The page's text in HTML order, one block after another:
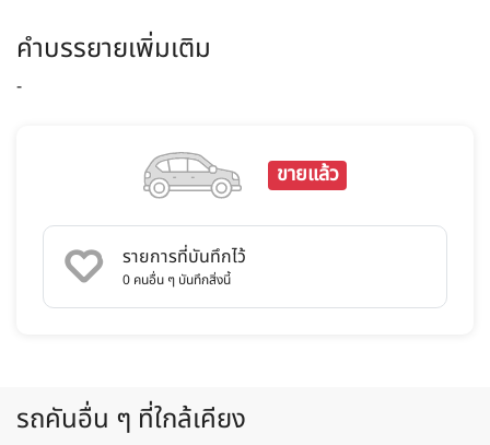
คำบรรยายเพิ่มเติม
-
ขายแล้ว
รายการที่บันทึกไว้
0 คนอื่น ๆ บันทึกสิ่งนี้
รถคันอื่น ๆ ที่ใกล้เคียง